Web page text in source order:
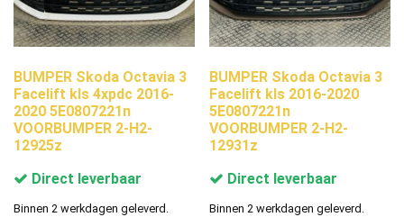
BUMPER Skoda Octavia 3
Facelift kls 4xpdc 2016-
2020 5E0807221n
VOORBUMPER 2-H2-
12925z
Direct leverbaar
Binnen 2 werkdagen geleverd.
BUMPER Skoda Octavia 3
Facelift kls 2016-2020
5E0807221n
VOORBUMPER 2-H2-
12931z
Direct leverbaar
Binnen 2 werkdagen geleverd.